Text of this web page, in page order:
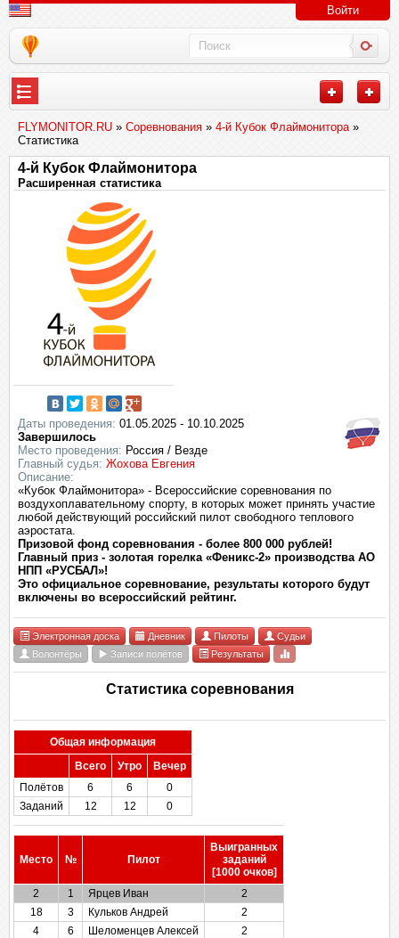
Войти
FLYMONITOR.RU » Соревнования » 4-й Кубок Флаймонитора»
Статистика
4-й Кубок Флаймонитора
Расширенная статистика
Даты проведения: 01.05.2025 - 10.10.2025
Завершилось
Место проведения: Россия / Везде
Главный судья: Жохова Евгения
Описание:
«Кубок Флаймонитора» - Всероссийские соревнования по
воздухоплавательному спорту, в которых может принять участие
любой действующий российский пилот свободного теплового
аэростата.
Призовой фонд соревнования - более 800 000 рублей!
Главный приз - золотая горелка «Феникс-2» производства АО
НПП «РУСБАЛ»!
Это официальное соревнование, результаты которого будут
включены во всероссийский рейтинг.
Электронная доска Дневник Пилоты
Судьи
Волонтёры
Записи полётов Результаты
Статистика соревнования
Общая информация
Всего
Утро
Вечер
Полётов
6 6
0
Заданий
12 12 0
Место № Пилот
Выигранных
заданий
[1000 очков]
2
1 Ярцев Иван
2
18
3 Кульков Андрей
2
4
6 Шеломенцев Алексей
2